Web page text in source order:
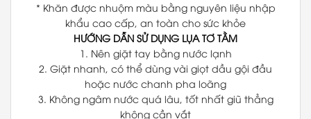
* Khăn được nhuộm màu bằng nguyên liệu nhập
khẩu cao cấp, an toàn cho sức khỏe
HƯỚNG DẪN SỬ DỤNG LỤA TƠ TẰM
1. Nên giặt tay bằng nước lạnh
2. Giặt nhanh, có thể dùng vài giọt dầu gội đầu
hoặc nước chanh pha loãng
3. Không ngâm nước quá lâu, tốt nhất giũ thẳng
không cần vắt